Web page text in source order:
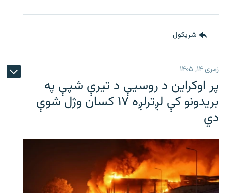
شريکول
زمری ۱۴, ۱۴۰۵
پر اوکراین د روسیې د تیرې شپې په
بریدونو کې لږترلږه ۱۷ کسان وژل شوې
دي